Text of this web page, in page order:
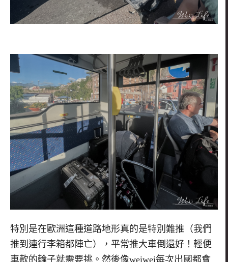
特別是在歐洲這種道路地形真的是特別難推（我們
推到連行李箱都陣亡），平常推大車倒還好！輕便
車款的輪子就需要挑。然後像weiwei每次出國都會